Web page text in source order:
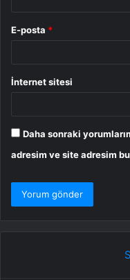
E-posta *
İnternet sitesi
Daha sonraki
adresim ve site adresim